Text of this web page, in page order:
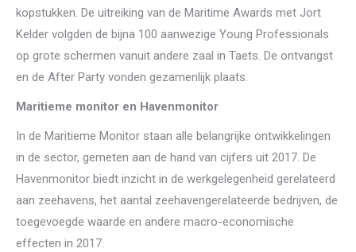
kopstukken. De uitreiking van de Maritime Awards met Jort
Kelder volgden de bijna 100 aanwezige Young Professionals
op grote schermen vanuit andere zaal in Taets. De ontvangst
en de After Party vonden gezamenlijk plaats.
Maritieme monitor en Havenmonitor
In de Maritieme Monitor staan alle belangrijke ontwikkelingen
in de sector, gemeten aan de hand van cijfers uit 2017. De
Havenmonitor biedt inzicht in de werkgelegenheid gerelateerd
aan zeehavens, het aantal zeehavengerelateerde bedrijven, de
toegevoegde waarde en andere macro-economische
effecten in 2017.